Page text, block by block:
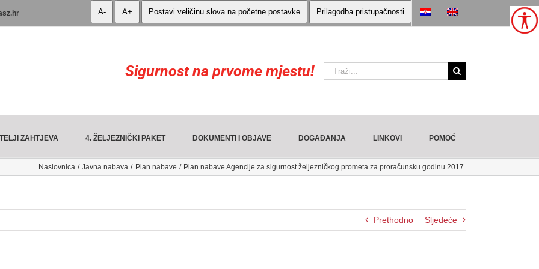
A- A+ Postavi veličinu slova na početne postavke Prilagodba pristupačnosti
Sigurnost na prvome mjestu! Traži:
ZAHTJEVA 4. ŽELJEZNIČKI PAKET DOKUMENTI I OBJAVE DOGAĐANJA LINKOVI POMOĆ
Naslovnica Javna nabava Plan nabave Plan nabave Agencije za sigurnost željezničkog prometa za proračunsku godinu 2017.
Prethodno Sljedeće